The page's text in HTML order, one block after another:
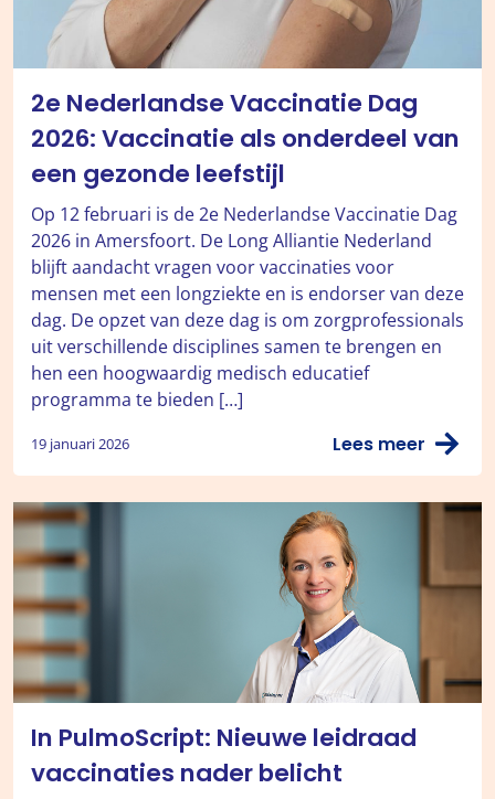
2e Nederlandse Vaccinatie Dag
2026: Vaccinatie als onderdeel van
een gezonde leefstijl
Op 12 februari is de 2e Nederlandse Vaccinatie Dag
2026 in Amersfoort. De Long Alliantie Nederland
blijft aandacht vragen voor vaccinaties voor
mensen met een longziekte en is endorser van deze
dag. De opzet van deze dag is om zorgprofessionals
uit verschillende disciplines samen te brengen en
hen een hoogwaardig medisch educatief
programma te bieden […]
19 januari 2026 Lees meer
In PulmoScript: Nieuwe leidraad
vaccinaties nader belicht